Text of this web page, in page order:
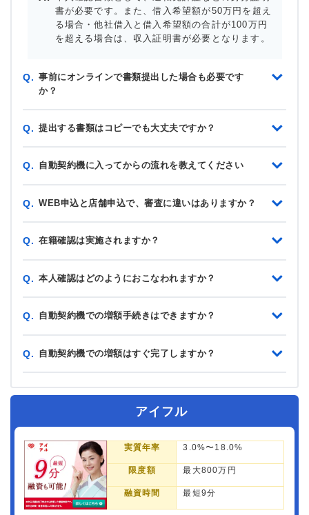
書が必要です。また、借入希望額が50万円を超え
る場合・他社借入と借入希望額の合計が100万円
を超える場合は、収入証明書が必要となります。
Q. 事前にオンラインで書類提出した場合も必要です
か？
Q. 提出する書類はコピーでも大丈夫ですか？
Q. 自動契約機に入ってからの流れを教えてください
Q. WEB申込と店舗申込で、審査に違いはありますか？
Q. 在籍確認は実施されますか？
Q. 本人確認はどのようにおこなわれますか？
Q. 自動契約機での増額手続きはできますか？
Q. 自動契約機での増額はすぐ完了しますか？
アイフル
実質年率 3.0%〜18.0%
限度額 最大800万円
融資時間 最短9分